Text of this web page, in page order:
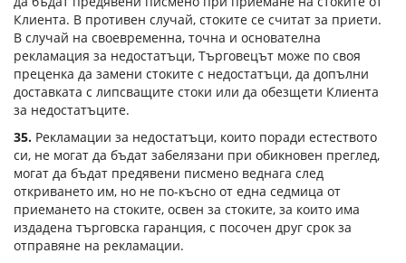
Клиента. В противен случай, стоките се считат за приети.
В случай на своевременна, точна и основателна
рекламация за недостатъци, Търговецът може по своя
преценка да замени стоките с недостатъци, да допълни
доставката с липсващите стоки или да обезщети Клиента
за недостатъците.
35. Рекламации за недостатъци, които поради естеството
си, не могат да бъдат забелязани при обикновен преглед,
могат да бъдат предявени писмено веднага след
откриването им, но не по-късно от една седмица от
приемането на стоките, освен за стоките, за които има
издадена търговска гаранция, с посочен друг срок за
отправяне на рекламации.